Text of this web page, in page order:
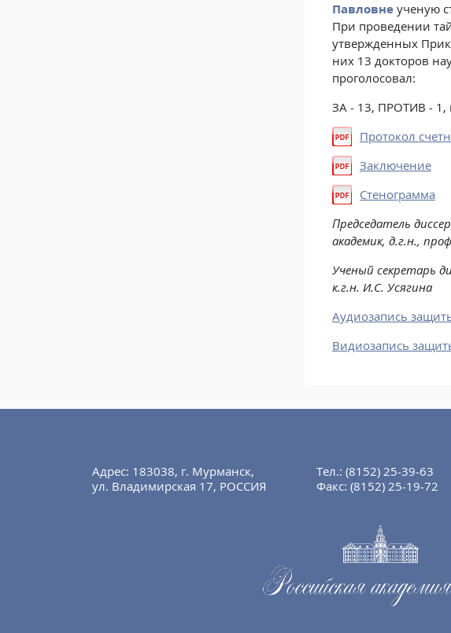
Павловне ученую
При проведении
утвержденных
них 13 докторов
проголосовал:
ЗА - 13, ПРОТИВ - 1,
Протокол
Заключение
Стенограмма
Председатель
академик, д.г.н.,
Ученый секретарь
к.г.н. И.С. Усягина
Аудиозапись
Видиозапись
Адрес: 183038, г. Мурманск,
ул. Владимирская 17, РОССИЯ
Тел.: (8152) 25-39-63
Факс: (8152) 25-19-72